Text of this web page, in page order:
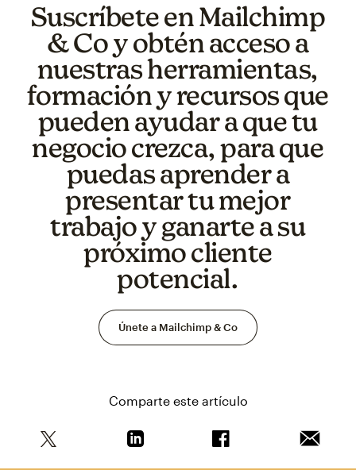
Suscríbete en Mailchimp
& Co y obtén acceso a
nuestras herramientas,
formación y recursos que
pueden ayudar a que tu
negocio crezca, para que
puedas aprender a
presentar tu mejor
trabajo y ganarte a su
próximo cliente
potencial.
Únete a Mailchimp & Co
Comparte este artículo